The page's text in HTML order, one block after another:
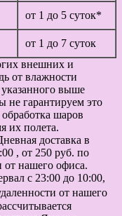
от 1 до 5 суток*
от 1 до 7 суток
внешних и
от влажности
указанного выше
не гарантируем это
шаров
их полета.
доставка в
, от 250 руб. по
от нашего офиса.
с 23:00 до 10:00,
от нашего